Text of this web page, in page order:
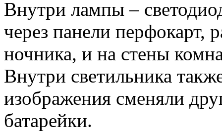
Внутри лампы –
через панели перфокарт,
ночника, и на стены
Внутри светильника
изображения сменяли
батарейки.